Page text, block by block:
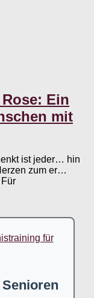
Ein
mit
ist jeder… hin
zum er…